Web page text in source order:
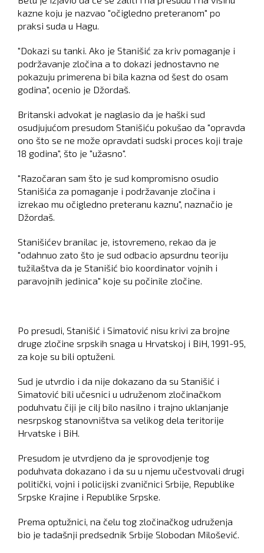
kazne koju je nazvao "očigledno preteranom" po
praksi suda u Hagu.
"Dokazi su tanki. Ako je Stanišić za kriv pomaganje i
podržavanje zločina a to dokazi jednostavno ne
pokazuju primerena bi bila kazna od šest do osam
godina", ocenio je Džordaš.
Britanski advokat je naglasio da je haški sud
osudjujućom presudom Stanišiću pokušao da "opravda
ono što se ne može opravdati sudski proces koji traje
18 godina", što je "užasno".
"Razočaran sam što je sud kompromisno osudio
Stanišića za pomaganje i podržavanje zločina i
izrekao mu očigledno preteranu kaznu", naznačio je
Džordaš.
Stanišićev branilac je, istovremeno, rekao da je
"odahnuo zato što je sud odbacio apsurdnu teoriju
tužilaštva da je Stanišić bio koordinator vojnih i
paravojnih jedinica" koje su počinile zločine.
Po presudi, Stanišić i Simatović nisu krivi za brojne
druge zločine srpskih snaga u Hrvatskoj i BiH, 1991-95,
za koje su bili optuženi.
Sud je utvrdio i da nije dokazano da su Stanišić i
Simatović bili učesnici u udruženom zločinačkom
poduhvatu čiji je cilj bilo nasilno i trajno uklanjanje
nesrpskog stanovništva sa velikog dela teritorije
Hrvatske i BiH.
Presudom je utvrdjeno da je sprovodjenje tog
poduhvata dokazano i da su u njemu učestvovali drugi
politički, vojni i policijski zvaničnici Srbije, Republike
Srpske Krajine i Republike Srpske.
Prema optužnici, na čelu tog zločinačkog udruženja
bio je tadašnji predsednik Srbije Slobodan Milošević.